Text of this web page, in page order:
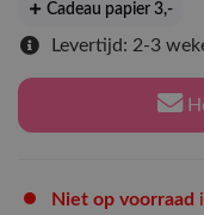
Cadeau papier 3,-
Levertijd: 2-3
Niet op voorraad